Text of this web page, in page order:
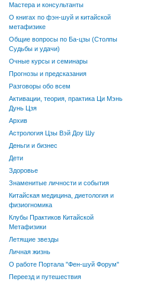
Мастера и консультанты
О книгах по фэн-шуй и китайской
метафизике
Общие вопросы по Ба-цзы (Столпы
Судьбы и удачи)
Очные курсы и семинары
Прогнозы и предсказания
Разговоры обо всем
Активации, теория, практика Ци Мэнь
Дунь Цзя
Архив
Астрология Цзы Вэй Доу Шу
Деньги и бизнес
Дети
Здоровье
Знаменитые личности и события
Китайская медицина, диетология и
физиогномика
Клубы Практиков Китайской
Метафизики
Летящие звезды
Личная жизнь
О работе Портала "Фен-шуй Форум"
Переезд и путешествия